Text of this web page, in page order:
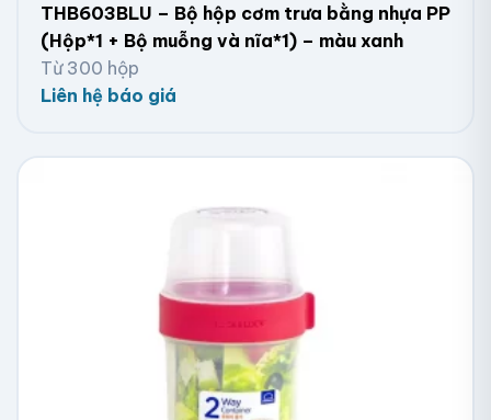
THB603BLU – Bộ hộp cơm trưa bằng nhựa PP
(Hộp*1 + Bộ muỗng và nĩa*1) – màu xanh
Từ 300 hộp
Liên hệ báo giá